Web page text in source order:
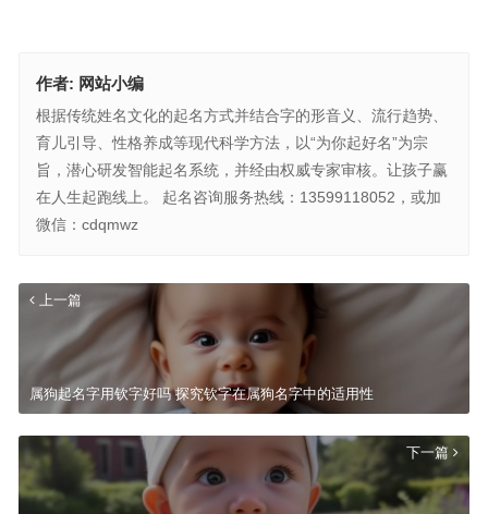
作者: 网站小编
根据传统姓名文化的起名方式并结合字的形音义、流行趋势、
育儿引导、性格养成等现代科学方法，以“为你起好名”为宗
旨，潜心研发智能起名系统，并经由权威专家审核。让孩子赢
在人生起跑线上。 起名咨询服务热线：13599118052，或加
微信：cdqmwz
上一篇
属狗起名字用钦字好吗 探究钦字在属狗名字中的适用性
下一篇